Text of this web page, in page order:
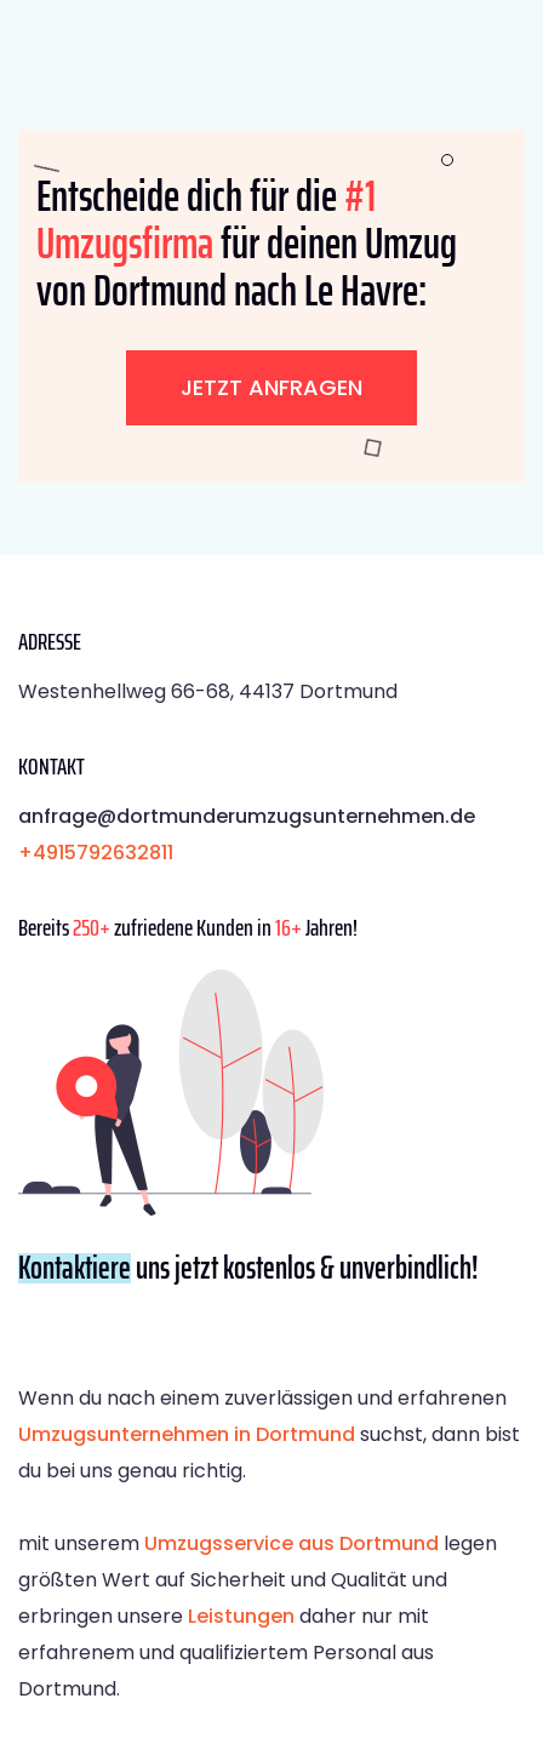
Entscheide dich für die#1
Umzugsfirmafür deinen Umzug
von Dortmund nach Le Havre:
JETZT ANFRAGEN
ADRESSE
Westenhellweg 66-68, 44137 Dortmund
KONTAKT
anfrage@dortmunderumzugsunternehmen.de
+4915792632811
Bereits250+zufriedene Kunden in16+Jahren!
Kontaktiereuns jetzt kostenlos & unverbindlich!
Wenn du nach einem zuverlässigen und erfahrenen
Umzugsunternehmen in Dortmund suchst, dann bist
du bei uns genau richtig.
mit unserem Umzugsservice aus Dortmund legen
größten Wert auf Sicherheit und Qualität und
erbringen unsere Leistungen daher nur mit
erfahrenem und qualifiziertem Personal aus
Dortmund.